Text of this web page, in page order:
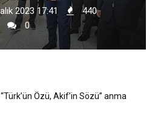
2023 17:41
440
0
“Türk’ün Özü, Akif’in Sözü” anma